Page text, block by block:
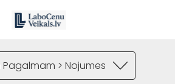
> Nojumes